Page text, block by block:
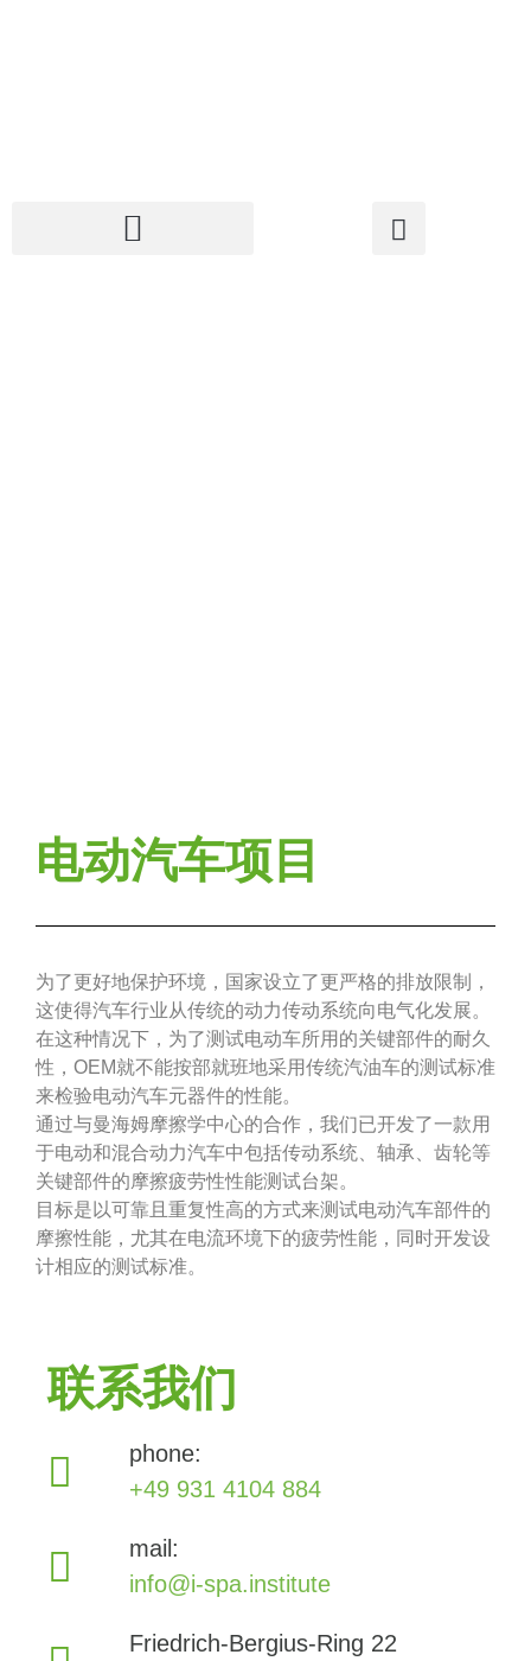
电动汽车项目
为了更好地保护环境，国家设立了更严格的排放限制，
这使得汽车行业从传统的动力传动系统向电气化发展。
在这种情况下，为了测试电动车所用的关键部件的耐久
性，OEM就不能按部就班地采用传统汽油车的测试标准
来检验电动汽车元器件的性能。
通过与曼海姆摩擦学中心的合作，我们已开发了一款用
于电动和混合动力汽车中包括传动系统、轴承、齿轮等
关键部件的摩擦疲劳性性能测试台架。
目标是以可靠且重复性高的方式来测试电动汽车部件的
摩擦性能，尤其在电流环境下的疲劳性能，同时开发设
计相应的测试标准。
联系我们
phone:
+49 931 4104 884
mail:
info@i-spa.institute
Friedrich-Bergius-Ring 22